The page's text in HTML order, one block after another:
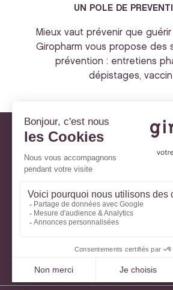
UN POLE DE
Mieux vaut prévenir que
Giropharm vous propose des
prévention : entretiens
dépistages,
À
Mon